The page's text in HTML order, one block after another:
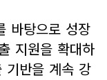
바탕으로 성장
지원을 확대하
기반을 계속 강